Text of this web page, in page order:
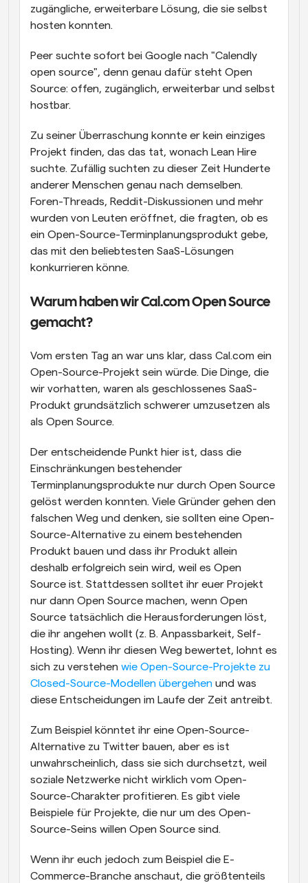
zugängliche, erweiterbare Lösung, die sie selbst
hosten konnten.
Peer suchte sofort bei Google nach "Calendly
open source", denn genau dafür steht Open
Source: offen, zugänglich, erweiterbar und selbst
hostbar.
Zu seiner Überraschung konnte er kein einziges
Projekt finden, das das tat, wonach Lean Hire
suchte. Zufällig suchten zu dieser Zeit Hunderte
anderer Menschen genau nach demselben.
Foren-Threads, Reddit-Diskussionen und mehr
wurden von Leuten eröffnet, die fragten, ob es
ein Open-Source-Terminplanungsprodukt gebe,
das mit den beliebtesten SaaS-Lösungen
konkurrieren könne.
Warum haben wir Cal.com Open Source
gemacht?
Vom ersten Tag an war uns klar, dass Cal.com ein
Open-Source-Projekt sein würde. Die Dinge, die
wir vorhatten, waren als geschlossenes SaaS-
Produkt grundsätzlich schwerer umzusetzen als
als Open Source.
Der entscheidende Punkt hier ist, dass die
Einschränkungen bestehender
Terminplanungsprodukte nur durch Open Source
gelöst werden konnten. Viele Gründer gehen den
falschen Weg und denken, sie sollten eine Open-
Source-Alternative zu einem bestehenden
Produkt bauen und dass ihr Produkt allein
deshalb erfolgreich sein wird, weil es Open
Source ist. Stattdessen solltet ihr euer Projekt
nur dann Open Source machen, wenn Open
Source tatsächlich die Herausforderungen löst,
die ihr angehen wollt (z. B. Anpassbarkeit, Self-
Hosting). Wenn ihr diesen Weg bewertet, lohnt es
sich zu verstehen wie Open-Source-Projekte zu
Closed-Source-Modellen übergehen und was
diese Entscheidungen im Laufe der Zeit antreibt.
Zum Beispiel könntet ihr eine Open-Source-
Alternative zu Twitter bauen, aber es ist
unwahrscheinlich, dass sie sich durchsetzt, weil
soziale Netzwerke nicht wirklich vom Open-
Source-Charakter profitieren. Es gibt viele
Beispiele für Projekte, die nur um des Open-
Source-Seins willen Open Source sind.
Wenn ihr euch jedoch zum Beispiel die E-
Commerce-Branche anschaut, die größtenteils